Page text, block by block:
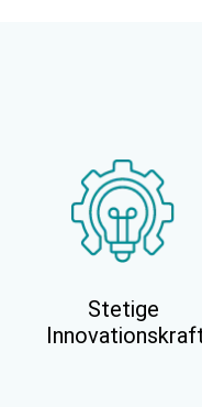
Stetige